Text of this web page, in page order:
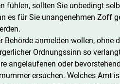
fühlen, sollten Sie unbedingt
es für Sie unangenehmen Zoff
Behörde anmelden wollen, ohne
Ordnungssinn so
angelaufenen oder
ersuchen. Welches Amt